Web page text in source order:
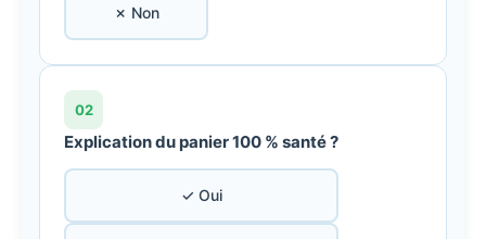
✗ Non
02
Explication du panier 100 % santé ?
✓ Oui